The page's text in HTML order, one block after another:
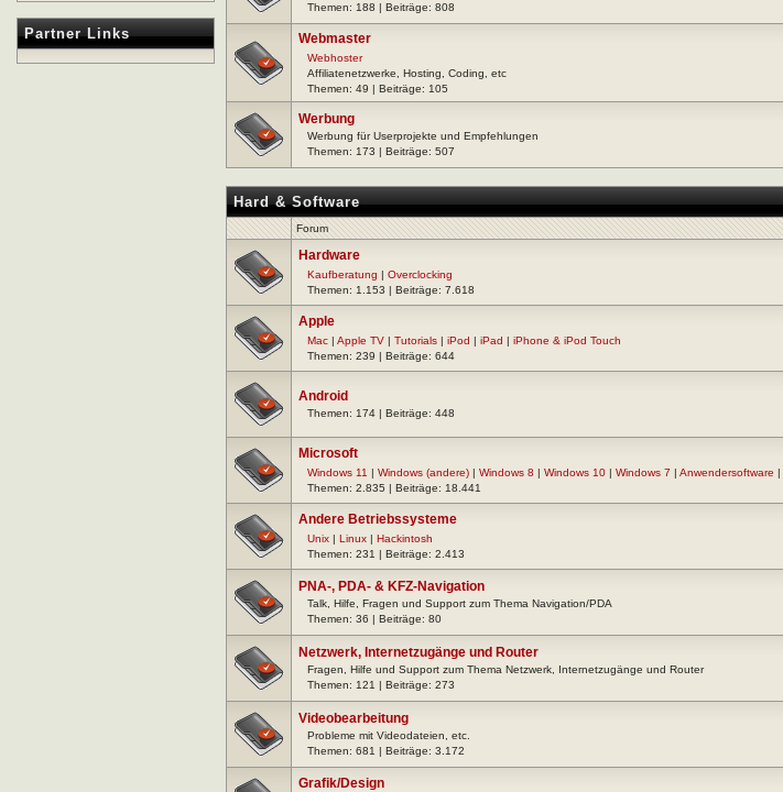
Partner Links
Themen: 188 | Beiträge: 808
Webmaster
Webhoster
Affiliatenetzwerke, Hosting, Coding, etc
Themen: 49 | Beiträge: 105
Werbung
Werbung für Userprojekte und Empfehlungen
Themen: 173 | Beiträge: 507
Hard & Software
Forum
Hardware
Kaufberatung
Overclocking
Themen: 1.153 | Beiträge: 7.618
Apple
Mac Apple TV Tutorials iPod iPad
iPhone & iPod Touch
Themen: 239 | Beiträge: 644
Android
Themen: 174 | Beiträge: 448
Microsoft
Windows 11 Windows (andere) Windows 8 Windows 10 Windows 7 Anwendersoftware
Themen: 2.835 | Beiträge: 18.441
Andere Betriebssysteme
Unix Linux
Hackintosh
Themen: 231 | Beiträge: 2.413
PNA-, PDA- & KFZ-Navigation
Talk, Hilfe, Fragen und Support zum Thema Navigation/PDA
Themen: 36 | Beiträge: 80
Netzwerk, Internetzugänge und Router
Fragen, Hilfe und Support zum Thema Netzwerk, Internetzugänge und Router
Themen: 121 | Beiträge: 273
Videobearbeitung
Probleme mit Videodateien, etc.
Themen: 681 | Beiträge: 3.172
Grafik/Design